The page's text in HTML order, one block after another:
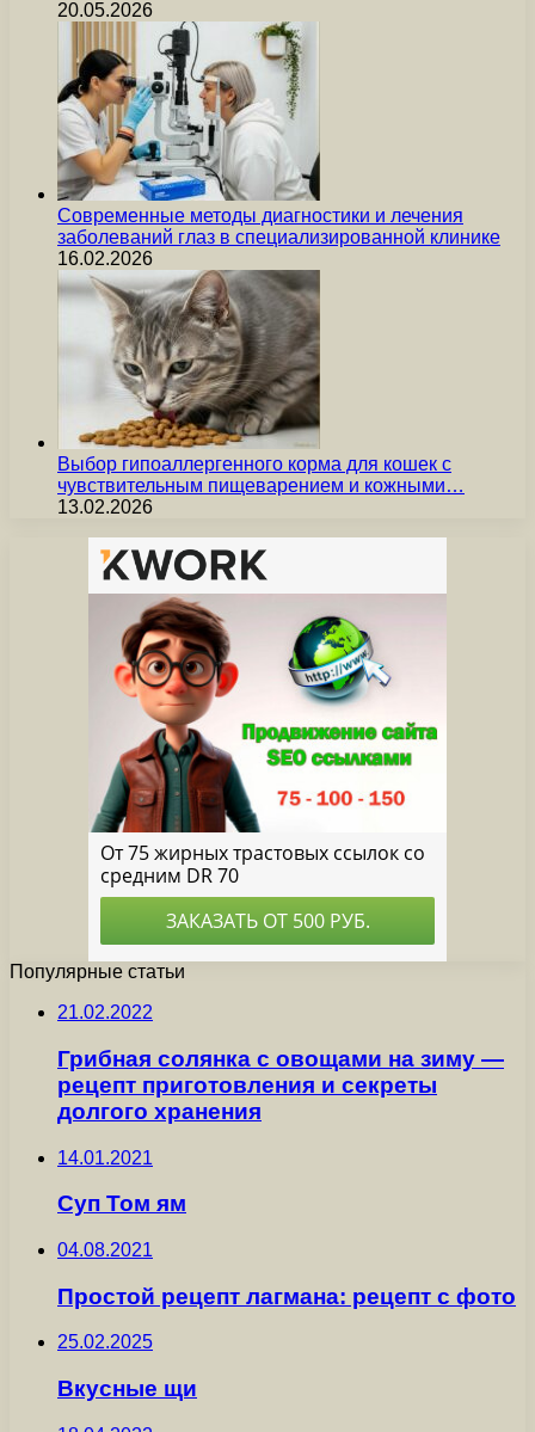
20.05.2026
Современные методы диагностики и лечения
заболеваний глаз в специализированной клинике
16.02.2026
Выбор гипоаллергенного корма для кошек с
чувствительным пищеварением и кожными…
13.02.2026
Популярные статьи
21.02.2022
Грибная солянка с овощами на зиму —
рецепт приготовления и секреты
долгого хранения
14.01.2021
Суп Том ям
04.08.2021
Простой рецепт лагмана: рецепт с фото
25.02.2025
Вкусные щи